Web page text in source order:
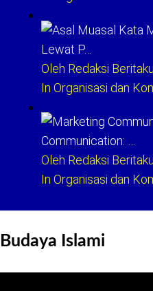
Lewat P…
Oleh Redaksi Beritaku
In Organisasi dan
Communication: …
Oleh Redaksi Beritaku
In Organisasi dan
Budaya Islami